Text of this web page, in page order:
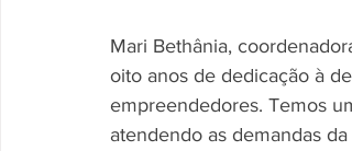
Mari Bethânia,
oito anos de dedicação à
empreendedores. Temos
atendendo as demandas